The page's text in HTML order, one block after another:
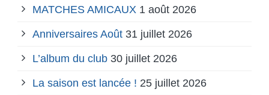
MATCHES AMICAUX 1 août 2026
Anniversaires Août 31 juillet 2026
L’album du club 30 juillet 2026
La saison est lancée ! 25 juillet 2026